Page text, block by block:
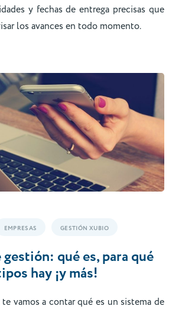
y fechas de entrega precisas que
los avances en todo momento.
EMPRESAS GESTIÓN XUBIO
qué es, para qué
hay ¡y más!
vamos a contar qué es un sistema de